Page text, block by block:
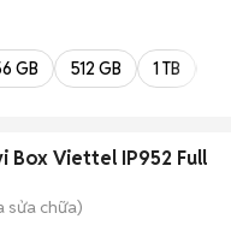
GB 512 GB 1 TB
Box Viettel IP952 Full
sửa chữa)